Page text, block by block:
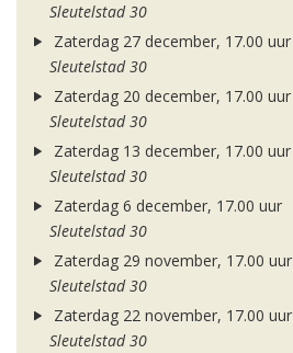
Sleutelstad 30
Zaterdag 27 december, 17.00 uur
Sleutelstad 30
Zaterdag 20 december, 17.00 uur
Sleutelstad 30
Zaterdag 13 december, 17.00 uur
Sleutelstad 30
Zaterdag 6 december, 17.00 uur
Sleutelstad 30
Zaterdag 29 november, 17.00 uur
Sleutelstad 30
Zaterdag 22 november, 17.00 uur
Sleutelstad 30